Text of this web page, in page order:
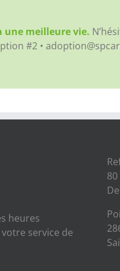
une meilleure vie.
#2 •
heures
service de